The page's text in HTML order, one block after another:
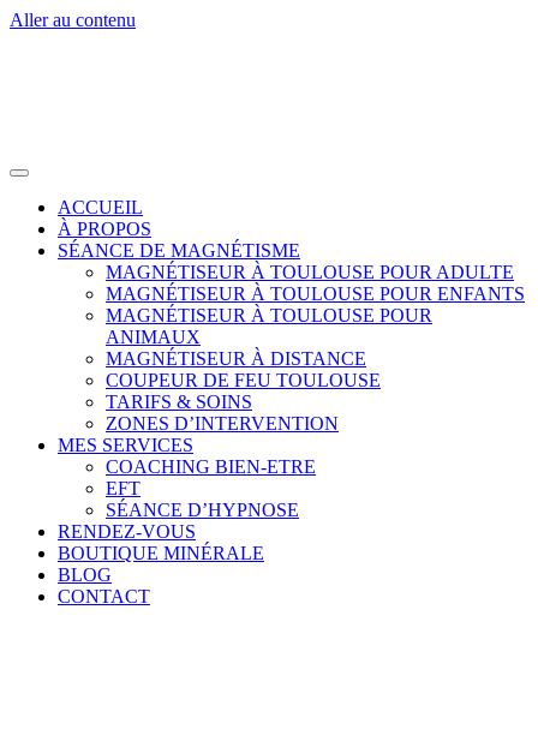
Aller au contenu
ACCUEIL
À PROPOS
SÉANCE DE MAGNÉTISME
MAGNÉTISEUR À TOULOUSE POUR ADULTE
MAGNÉTISEUR À TOULOUSE POUR ENFANTS
MAGNÉTISEUR À TOULOUSE POUR
ANIMAUX
MAGNÉTISEUR À DISTANCE
COUPEUR DE FEU TOULOUSE
TARIFS & SOINS
ZONES D’INTERVENTION
MES SERVICES
COACHING BIEN-ETRE
EFT
SÉANCE D’HYPNOSE
RENDEZ-VOUS
BOUTIQUE MINÉRALE
BLOG
CONTACT